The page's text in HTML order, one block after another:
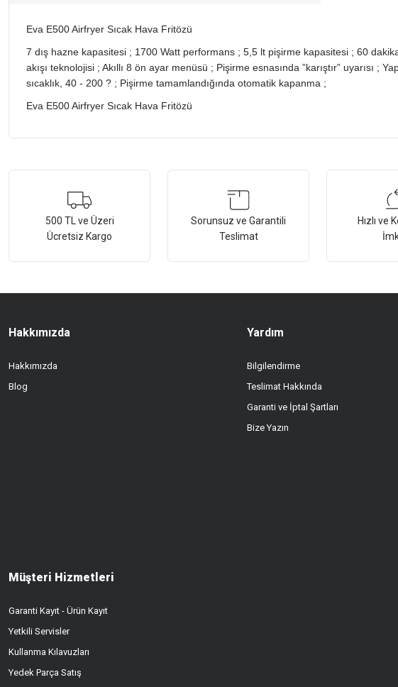
Eva E500 Airfryer Sıcak Hava Fritözü
7 dış hazne kapasitesi ; 1700 Watt performans ; 5,5 lt pişirme kapasitesi ; 60
akışı teknolojisi ; Akıllı 8 ön ayar menüsü ; Pişirme esnasında ”karıştır” uyarısı
sıcaklık, 40 - 200 ? ; Pişirme tamamlandığında otomatik kapanma ;
Eva E500 Airfryer Sıcak Hava Fritözü
Ürün resmi kalitesiz, bozuk veya görüntülenemiyor.
Ürün açıklamasında eksik bilgiler bulunuyor.
Ürün bilgilerinde hatalar bulunuyor.
500 TL ve Üzeri
Ücretsiz Kargo
Sorunsuz ve Garantili
Teslimat
Hızlı ve
Hakkımızda
Hakkımızda
Blog
Yardım
Bilgilendirme
Teslimat Hakkında
Garanti ve İptal Şartları
Bize Yazın
Müşteri Hizmetleri
Garanti Kayıt - Ürün Kayıt
Yetkili Servisler
Kullanma Kılavuzları
Yedek Parça Satış